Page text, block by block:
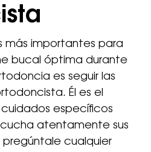
más importantes para
bucal óptima durante
es seguir las
Él es el
específicos
atentamente sus
cualquier